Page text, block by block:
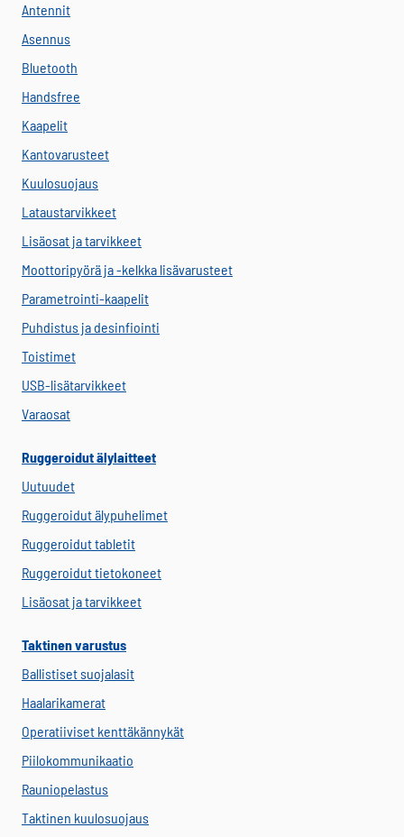
Antennit
Asennus
Bluetooth
Handsfree
Kaapelit
Kantovarusteet
Kuulosuojaus
Lataustarvikkeet
Lisäosat ja tarvikkeet
Moottoripyörä ja -kelkka lisävarusteet
Parametrointi-kaapelit
Puhdistus ja desinfiointi
Toistimet
USB-lisätarvikkeet
Varaosat
Ruggeroidut älylaitteet
Uutuudet
Ruggeroidut älypuhelimet
Ruggeroidut tabletit
Ruggeroidut tietokoneet
Lisäosat ja tarvikkeet
Taktinen varustus
Ballistiset suojalasit
Haalarikamerat
Operatiiviset kenttäkännykät
Piilokommunikaatio
Rauniopelastus
Taktinen kuulosuojaus